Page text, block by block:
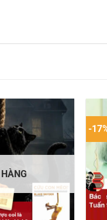
HÀNG
-